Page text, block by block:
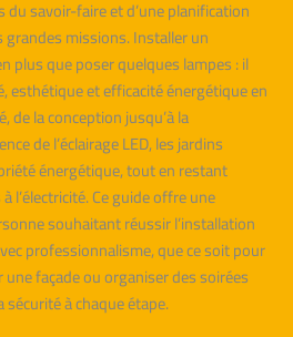
du savoir-faire et d’une planification
missions. Installer un
plus que poser quelques lampes : il
esthétique et efficacité énergétique en
de la conception jusqu’à la
de l’éclairage LED, les jardins
énergétique, tout en restant
l’électricité. Ce guide offre une
souhaitant réussir l’installation
professionnalisme, que ce soit pour
façade ou organiser des soirées
à chaque étape.